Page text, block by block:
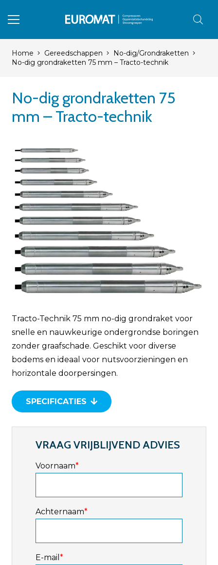
Home Gereedschappen
No-dig/Grondraketten
No-dig grondraketten 75 mm – Tracto-technik
No-dig grondraketten 75
mm – Tracto-technik
Tracto-Technik 75 mm no-dig grondraket voor
snelle en nauwkeurige ondergrondse boringen
zonder graafschade. Geschikt voor diverse
bodems en ideaal voor nutsvoorzieningen en
horizontale doorpersingen.
SPECIFICATIES
VRAAG VRIJBLIJVEND ADVIES
Voornaam*
Achternaam*
E-mail *